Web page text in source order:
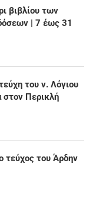
βιβλίου των
| 7 έως 31
του ν. Λόγιου
Περικλή
τεύχος του Άρδην